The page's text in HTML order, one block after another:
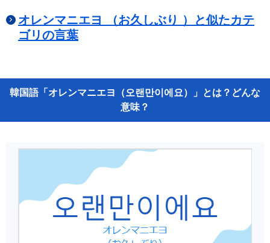
オレンマニエヨ （お久しぶり ）と似たカテ
ゴリの言葉
韓国語「オレンマニエヨ（오랜만이에요）」とは？どんな
意味？